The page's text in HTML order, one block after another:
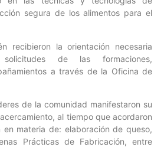
segura de los alimentos para el
recibieron la orientación necesaria
de las formaciones,
a través de la Oficina de
de la comunidad manifestaron su
al tiempo que acordaron
materia de: elaboración de queso,
Prácticas de Fabricación, entre